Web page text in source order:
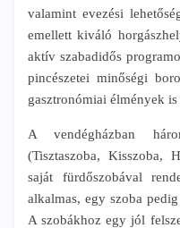
valamint evezési
emellett kiváló
aktív szabadidős
pincészetei minőségi
gasztronómiai élmények
A vendégházban
(Tisztaszoba, Kisszoba,
saját fürdőszobával
alkalmas, egy szoba
A szobákhoz egy jól